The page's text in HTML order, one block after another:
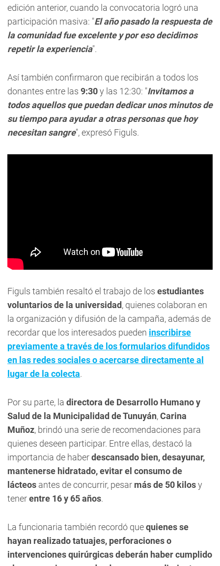
edición anterior, cuando la convocatoria logró una
participación masiva: "El año pasado la respuesta de
la comunidad fue excelente y por eso decidimos
repetir la experiencia".
Así también confirmaron que recibirán a todos los
donantes entre las 9:30y las 12:30: "Invitamosa
todos aquellos que puedan dedicar unos minutos de
su tiempo para ayudar a otras personas que hoy
necesitan sangre", expresó Figuls.
Figuls también resaltó el trabajo de los estudiantes
voluntarios de la universidad, quienes colaboran en
la organización y difusión de la campaña, además de
recordar que los interesados pueden inscribirse
previamente a través de los formularios difundidos
en las redes sociales o acercarse directamente al
lugar de la colecta.
Por su parte, la directora de Desarrollo Humano y
Salud de la Municipalidad de Tunuyán,Carina
Muñoz, brindó una serie de recomendaciones para
quienes deseen participar. Entre ellas, destacó la
importancia de haberdescansado bien, desayunar,
mantenerse hidratado, evitar el consumo de
lácteos antes de concurrir, pesar más de 50 kilosy
tenerentre 16 y 65 años.
La funcionaria también recordó quequienes se
hayan realizado tatuajes, perforaciones o
intervenciones quirúrgicas deberán haber cumplido